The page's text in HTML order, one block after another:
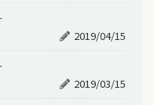
2019/04/15
2019/03/15